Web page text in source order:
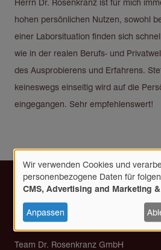
hohen persönlichen Nutzen, sowohl
einer Laborsituation finden sich
wie in der realen Berufs- und
des Ausprobierens und Erfahrens.
keineswegs einseitig wird auf die
eingegangen. Sehr empfehlenswert!
Kontakt
Team Dr. Rosenkranz GmbH
Verwendung
personenbezogener
Daten
und
Cookies
Wir verwenden Cookies und
personenbezogene Daten für
CMS, Advertising and Marketing
Anpassen